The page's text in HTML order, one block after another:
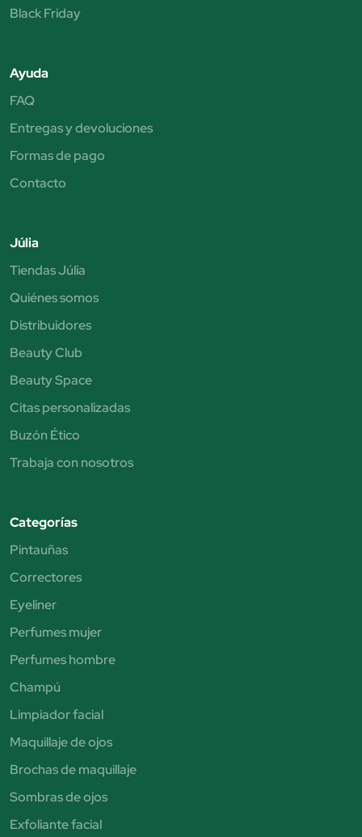
Black Friday
Ayuda
FAQ
Entregas y devoluciones
Formas de pago
Contacto
Júlia
Tiendas Júlia
Quiénes somos
Distribuidores
Beauty Club
Beauty Space
Citas personalizadas
Buzón Ético
Trabaja con nosotros
Categorías
Pintauñas
Correctores
Eyeliner
Perfumes mujer
Perfumes hombre
Champú
Limpiador facial
Maquillaje de ojos
Brochas de maquillaje
Sombras de ojos
Exfoliante facial